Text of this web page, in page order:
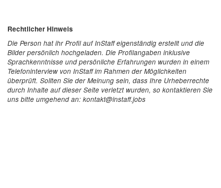
Rechtlicher Hinweis
Die Person hat ihr Profil auf InStaff eigenständig erstellt und die
Bilder persönlich hochgeladen. Die Profilangaben inklusive
Sprachkenntnisse und persönliche Erfahrungen wurden in einem
Telefoninterview von InStaff im Rahmen der Möglichkeiten
überprüft. Sollten Sie der Meinung sein, dass Ihre Urheberrechte
durch Inhalte auf dieser Seite verletzt wurden, so kontaktieren Sie
uns bitte umgehend an: kontakt@instaff.jobs